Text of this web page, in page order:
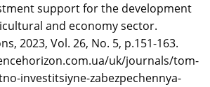
support for the development
and economy sector.
2023, Vol. 26, No. 5, р.151-163.
uk/journals/tom-
investitsiyne-zabezpechennya-